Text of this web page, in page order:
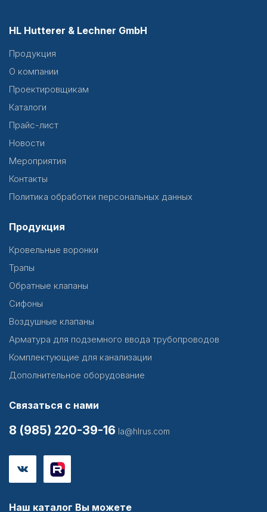
HL Hutterer & Lechner GmbH
Продукция
О компании
Проектировщикам
Каталоги
Прайс-лист
Новости
Мероприятия
Контакты
Политика обработки персональных данных
Продукция
Кровельные воронки
Трапы
Обратные клапаны
Сифоны
Воздушные клапаны
Арматура для подземного ввода трубопроводов
Комплектующие для канализации
Дополнительное оборудование
Связаться с нами
8 (985) 220-39-16 la@hlrus.com
Наш каталог Вы можете